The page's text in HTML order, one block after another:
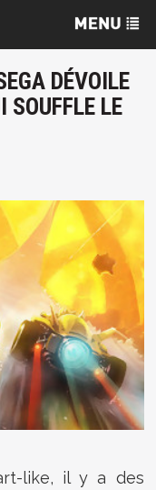
DÉVOILE
SOUFFLE LE
like, il y a des